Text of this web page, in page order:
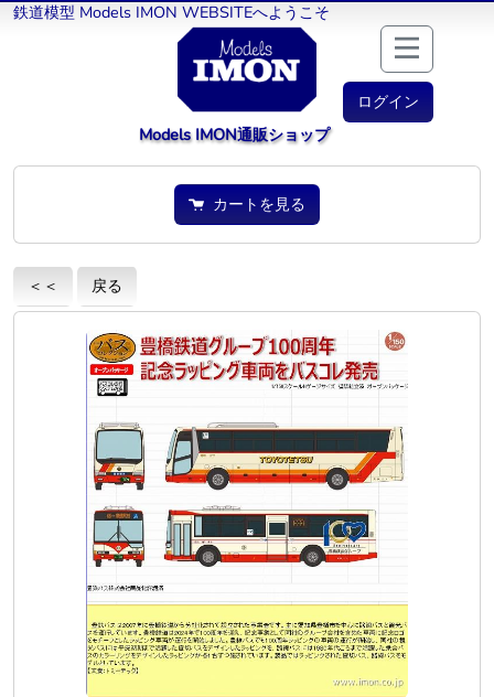
鉄道模型 Models IMON WEBSITEへようこそ
ログイン
Models IMON通販ショップ
カートを見る
＜＜ 戻る